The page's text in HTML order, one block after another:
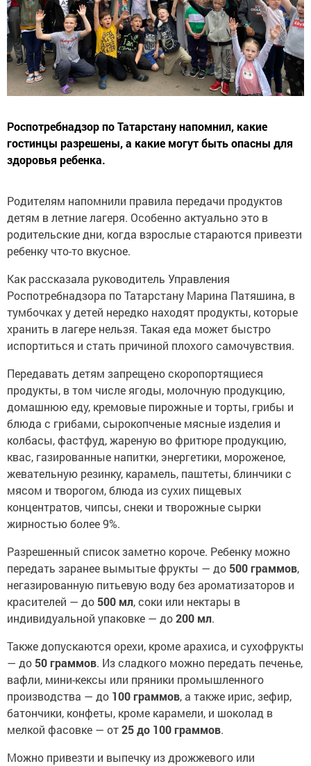
Роспотребнадзор по Татарстану напомнил, какие
гостинцы разрешены, а какие могут быть опасны для
здоровья ребенка.
Родителям напомнили правила передачи продуктов
детям в летние лагеря. Особенно актуально это в
родительские дни, когда взрослые стараются привезти
ребенку что-то вкусное.
Как рассказала руководитель Управления
Роспотребнадзора по Татарстану Марина Патяшина, в
тумбочках у детей нередко находят продукты, которые
хранить в лагере нельзя. Такая еда может быстро
испортиться и стать причиной плохого самочувствия.
Передавать детям запрещено скоропортящиеся
продукты, в том числе ягоды, молочную продукцию,
домашнюю еду, кремовые пирожные и торты, грибы и
блюда с грибами, сырокопченые мясные изделия и
колбасы, фастфуд, жареную во фритюре продукцию,
квас, газированные напитки, энергетики, мороженое,
жевательную резинку, карамель, паштеты, блинчики с
мясом и творогом, блюда из сухих пищевых
концентратов, чипсы, снеки и творожные сырки
жирностью более 9%.
Разрешенный список заметно короче. Ребенку можно
передать заранее вымытые фрукты — до 500 граммов,
негазированную питьевую воду без ароматизаторов и
красителей — до 500 мл, соки или нектары в
индивидуальной упаковке — до200 мл.
Также допускаются орехи, кроме арахиса, и сухофрукты
— до 50 граммов. Из сладкого можно передать печенье,
вафли, мини-кексы или пряники промышленного
производства — до 100 граммов, а также ирис, зефир,
батончики, конфеты, кроме карамели, и шоколад в
мелкой фасовке — от25 до 100 граммов.
Можно привезти и выпечку из дрожжевого или